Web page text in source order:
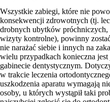
Wszystkie zabiegi, które nie
konsekwencji zdrowotnych (tj.
drobnych ubytków
wizyty kontrolne), powinny
nie narażać siebie i innych na
wielu przypadkach konieczna
gabinecie dentystycznym.
w trakcie leczenia
uszkodzenia aparatu wymagają
osoby, u których wystąpił taki